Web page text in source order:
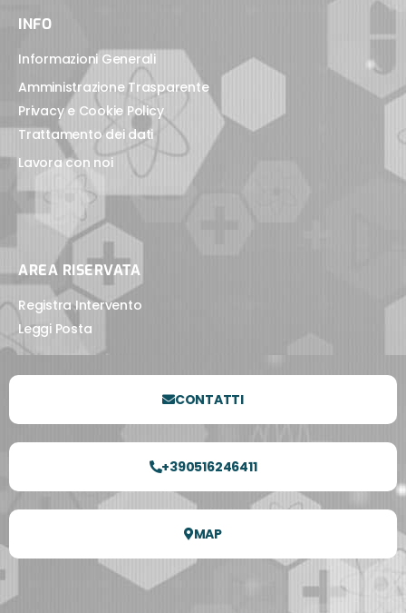
INFO
Informazioni Generali
Amministrazione Trasparente
Privacy e Cookie Policy
Trattamento dei dati
Lavora con noi
AREA RISERVATA
Registra Intervento
Leggi Posta
CONTATTI
+390516246411
MAP